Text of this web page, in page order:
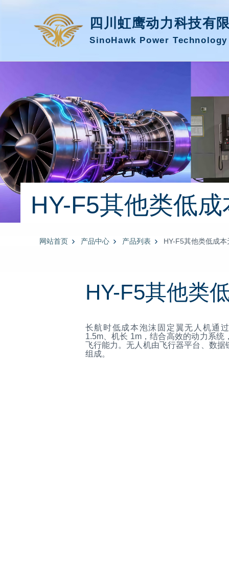
四川虹鹰动力科技有
SinoHawk Power
网站首页 产品中心 产品列表 HY-F5其他类低成本
HY-F5其他类低
HY-F5其他类
长航时低成本泡沫固定翼无人机通
1.5m、机长 1m，结合高效的动力系
飞行能力。无人机由飞行器平台、数
组成。